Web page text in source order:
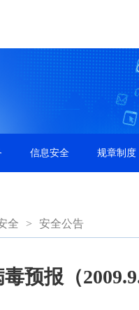
信息安全 规章制度
全 > 安全公告
预报（